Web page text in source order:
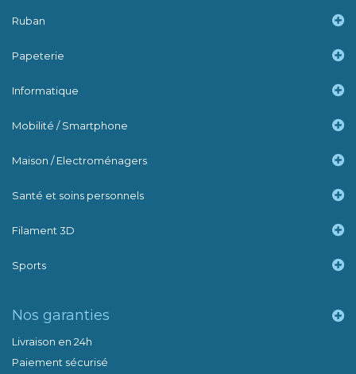
Ruban
Papeterie
Informatique
Mobilité / Smartphone
Maison / Electroménagers
Santé et soins personnels
Filament 3D
Sports
Nos garanties
Livraison en 24h
Paiement sécurisé